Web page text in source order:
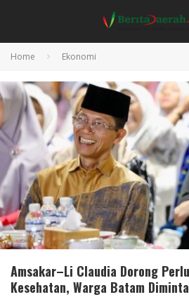
Home Ekonomi
Amsakar–Li Claudia Dorong
Kesehatan, Warga Batam